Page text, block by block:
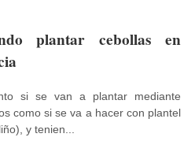
plantar cebollas en
si se van a plantar mediante
como si se va a hacer con plantel
y tenien...